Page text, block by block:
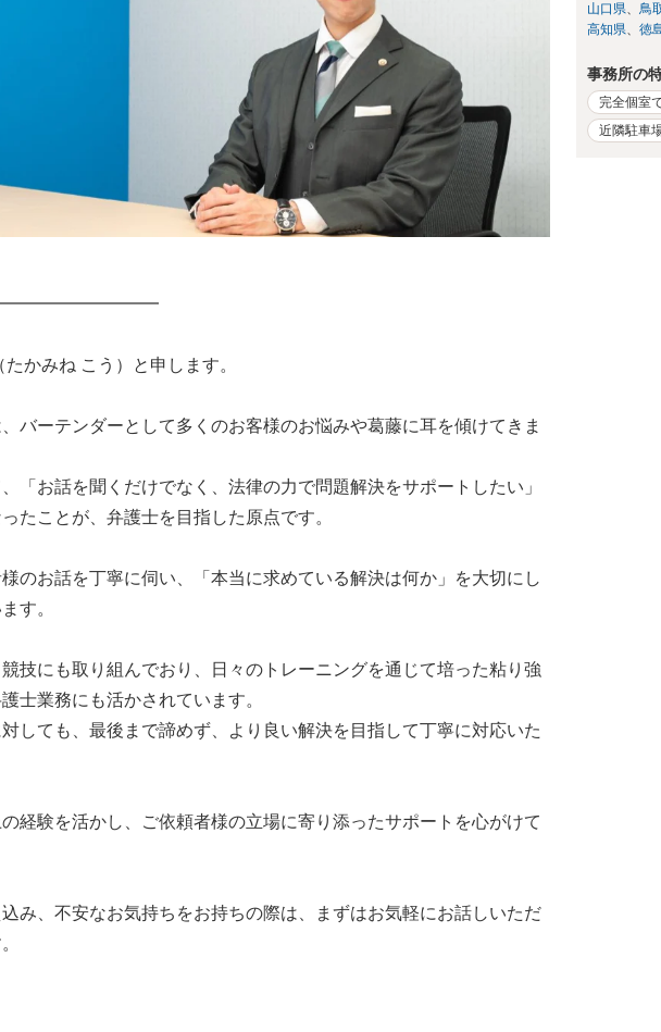
かみね こう）と申します。
バーテンダーとして多くのお客様のお悩みや葛藤に耳を傾けてきま
「お話を聞くだけでなく、法律の力で問題解決をサポートしたい」
たことが、弁護士を目指した原点です。
のお話を丁寧に伺い、「本当に求めている解決は何か」を大切にし
す。
技にも取り組んでおり、日々のトレーニングを通じて培った粘り強
士業務にも活かされています。
しても、最後まで諦めず、より良い解決を目指して丁寧に対応いた
経験を活かし、ご依頼者様の立場に寄り添ったサポートを心がけて
み、不安なお気持ちをお持ちの際は、まずはお気軽にお話しいただ
山口県
鳥
高知県
徳
事務所の
完全個室
近隣駐車